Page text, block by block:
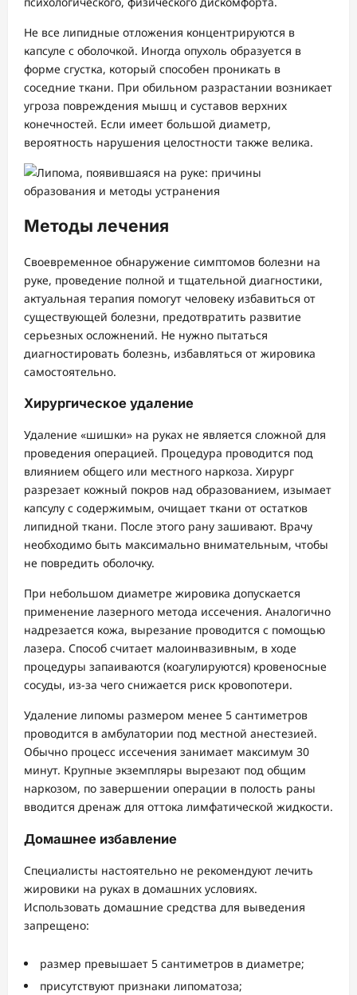
Не все липидные отложения концентрируются в
капсуле с оболочкой. Иногда опухоль образуется в
форме сгустка, который способен проникать в
соседние ткани. При обильном разрастании возникает
угроза повреждения мышц и суставов верхних
конечностей. Если имеет большой диаметр,
вероятность нарушения целостности также велика.
Методы лечения
Своевременное обнаружение симптомов болезни на
руке, проведение полной и тщательной диагностики,
актуальная терапия помогут человеку избавиться от
существующей болезни, предотвратить развитие
серьезных осложнений. Не нужно пытаться
диагностировать болезнь, избавляться от жировика
самостоятельно.
Хирургическое удаление
Удаление «шишки» на руках не является сложной для
проведения операцией. Процедура проводится под
влиянием общего или местного наркоза. Хирург
разрезает кожный покров над образованием, изымает
капсулу с содержимым, очищает ткани от остатков
липидной ткани. После этого рану зашивают. Врачу
необходимо быть максимально внимательным, чтобы
не повредить оболочку.
При небольшом диаметре жировика допускается
применение лазерного метода иссечения. Аналогично
надрезается кожа, вырезание проводится с помощью
лазера. Способ считает малоинвазивным, в ходе
процедуры запаиваются (коагулируются) кровеносные
сосуды, из-за чего снижается риск кровопотери.
Удаление липомы размером менее 5 сантиметров
проводится в амбулатории под местной анестезией.
Обычно процесс иссечения занимает максимум 30
минут. Крупные экземпляры вырезают под общим
наркозом, по завершении операции в полость раны
вводится дренаж для оттока лимфатической жидкости.
Домашнее избавление
Специалисты настоятельно не рекомендуют лечить
жировики на руках в домашних условиях.
Использовать домашние средства для выведения
запрещено:
размер превышает 5 сантиметров в диаметре;
присутствуют признаки липоматоза;